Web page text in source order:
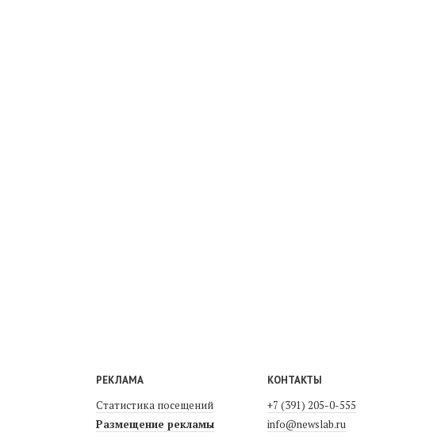
РЕКЛАМА
Статистика посещений
Размещение рекламы
КОНТАКТЫ
+7 (391) 205-0-555
info@newslab.ru